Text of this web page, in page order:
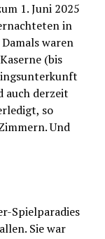
1. Juni 2025
in
waren
(bis
auch derzeit
so
Und
Spielparadies
Sie war